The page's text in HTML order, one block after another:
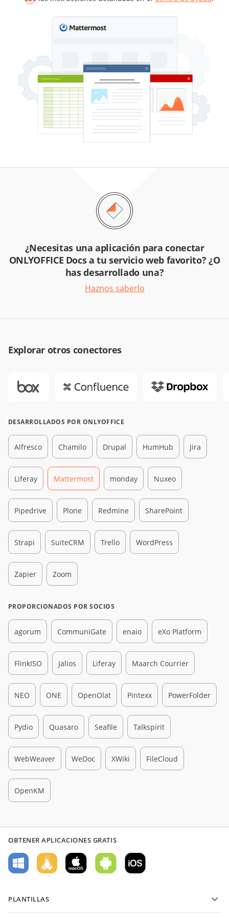
¿Necesitas una aplicación para conectar
ONLYOFFICE Docs a tu servicio web favorito? ¿O
has desarrollado una?
Haznos saberlo
Explorar otros conectores
DESARROLLADOS POR ONLYOFFICE
Alfresco Chamilo Drupal HumHub Jira
Liferay Mattermost monday Nuxeo
Pipedrive Plone Redmine SharePoint
Strapi SuiteCRM Trello WordPress
Zapier Zoom
PROPORCIONADOS POR SOCIOS
agorum CommuniGate enaio eXo Platform
FlinkISO Jalios Liferay Maarch Courrier
NEO ONE OpenOlat Pintexx PowerFolder
Pydio Quasaro Seafile Talkspirit
WebWeaver WeDoc XWiki FileCloud
OpenKM
OBTENER APLICACIONES GRATIS
PLANTILLAS